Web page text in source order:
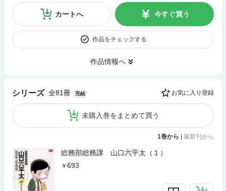
カートへ 今すぐ買う
作品をチェックする
作品情報へ
シリーズ 全81冊 完結 お気に入り登録
未購入巻をまとめて買う
1巻から 最新刊から
総務部総務課 山口六平太（１）
693